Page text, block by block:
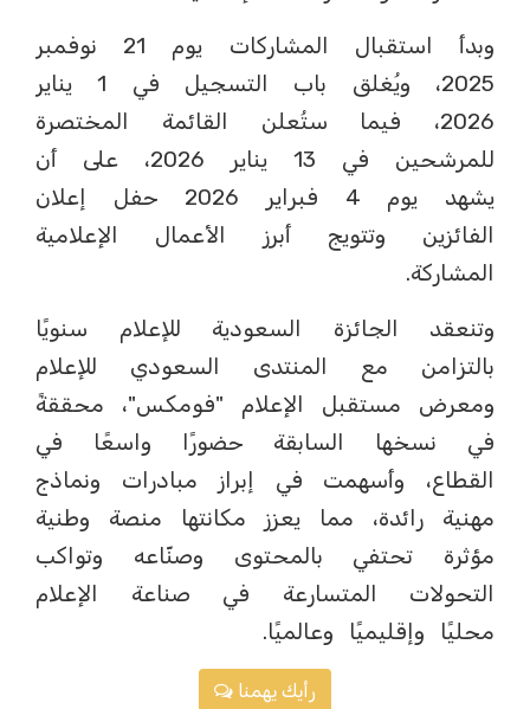
وبدأ استقبال المشاركات يوم 21 نوفمبر
2025، ويُغلق باب التسجيل في 1 يناير
2026، فيما ستُعلن القائمة المختصرة
للمرشحين في 13 يناير 2026، على أن
يشهد يوم 4 فبراير 2026 حفل إعلان
الفائزين وتتويج أبرز الأعمال الإعلامية
المشاركة.
وتنعقد الجائزة السعودية للإعلام سنويًا
بالتزامن مع المنتدى السعودي للإعلام
ومعرض مستقبل الإعلام "فومكس"، محققةً
في نسخها السابقة حضورًا واسعًا في
القطاع، وأسهمت في إبراز مبادرات ونماذج
مهنية رائدة، مما يعزز مكانتها منصة وطنية
مؤثرة تحتفي بالمحتوى وصنّاعه وتواكب
التحولات المتسارعة في صناعة الإعلام
محليًا وإقليميًا وعالميًا.
رأيك يهمنا